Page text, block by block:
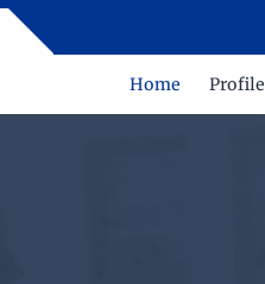
Home Profile